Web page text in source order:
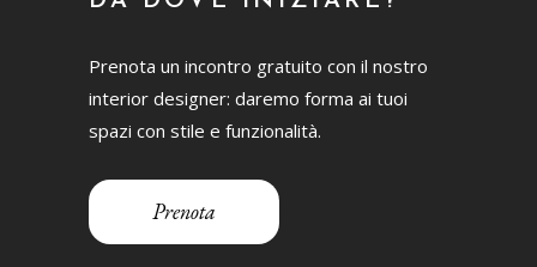
Prenota un incontro gratuito con il nostro
interior designer: daremo forma ai tuoi
spazi con stile e funzionalità.
Prenota